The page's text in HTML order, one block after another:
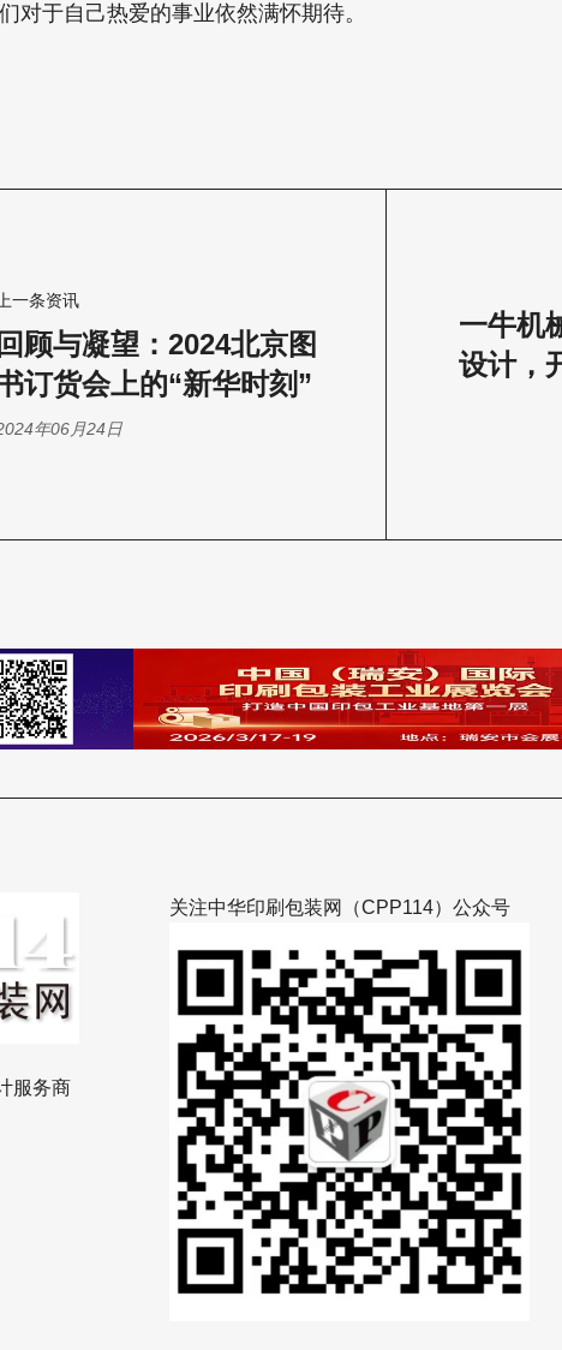
对于自己热爱的事业依然满怀期待。
一条资讯
顾与凝望：2024北京图
订货会上的“新华时刻”
年06月24日
一牛机
设计，
服务商
关注中华印刷包装网（CPP114）公众号